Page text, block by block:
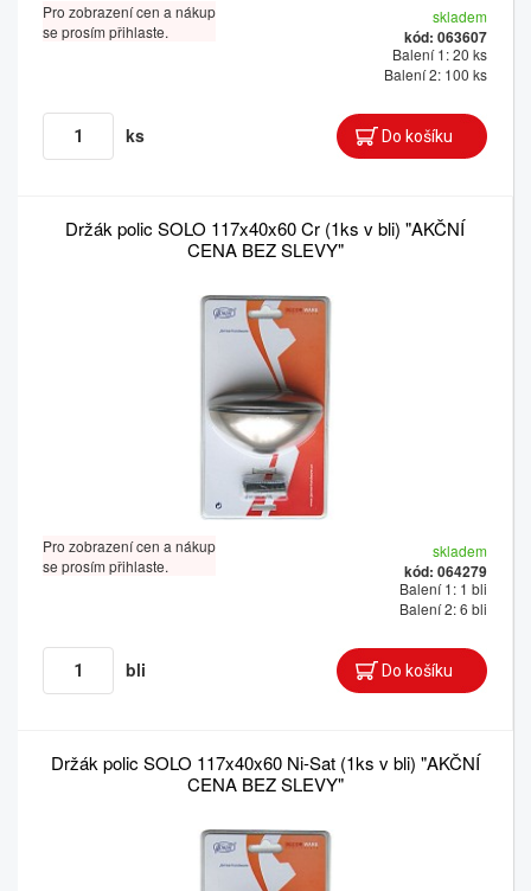
Pro zobrazení cen a nákup
se prosím přihlaste.
skladem
kód: 063607
Balení 1: 20 ks
Balení 2: 100 ks
ks
Držák polic SOLO 117x40x60 Cr (1ks v bli) "AKČNÍ
CENA BEZ SLEVY"
Pro zobrazení cen a nákup
se prosím přihlaste.
skladem
kód: 064279
Balení 1: 1 bli
Balení 2: 6 bli
bli
Držák polic SOLO 117x40x60 Ni-Sat (1ks v bli) "AKČNÍ
CENA BEZ SLEVY"